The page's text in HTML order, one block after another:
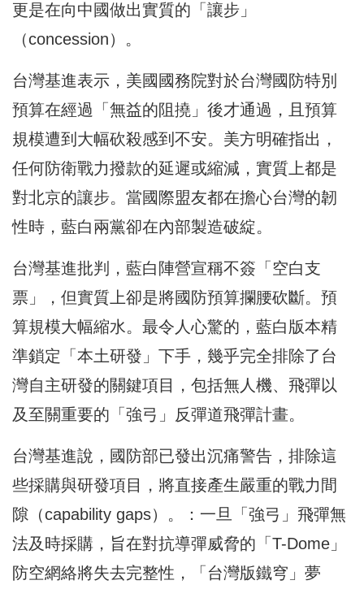
更是在向中國做出實質的「讓步」
（concession）。
台灣基進表示，美國國務院對於台灣國防特別
預算在經過「無益的阻撓」後才通過，且預算
規模遭到大幅砍殺感到不安。美方明確指出，
任何防衛戰力撥款的延遲或縮減，實質上都是
對北京的讓步。當國際盟友都在擔心台灣的韌
性時，藍白兩黨卻在內部製造破綻。
台灣基進批判，藍白陣營宣稱不簽「空白支
票」，但實質上卻是將國防預算攔腰砍斷。預
算規模大幅縮水。最令人心驚的，藍白版本精
準鎖定「本土研發」下手，幾乎完全排除了台
灣自主研發的關鍵項目，包括無人機、飛彈以
及至關重要的「強弓」反彈道飛彈計畫。
台灣基進說，國防部已發出沉痛警告，排除這
些採購與研發項目，將直接產生嚴重的戰力間
隙（capability gaps）。：一旦「強弓」飛彈無
法及時採購，旨在對抗導彈威脅的「T-Dome」
防空網絡將失去完整性，「台灣版鐵穹」夢